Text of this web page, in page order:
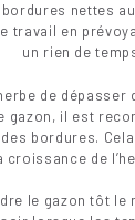
nettes
travail en
un rien de
de
gazon, il est
bordures.
croissance de
le gazon tôt le